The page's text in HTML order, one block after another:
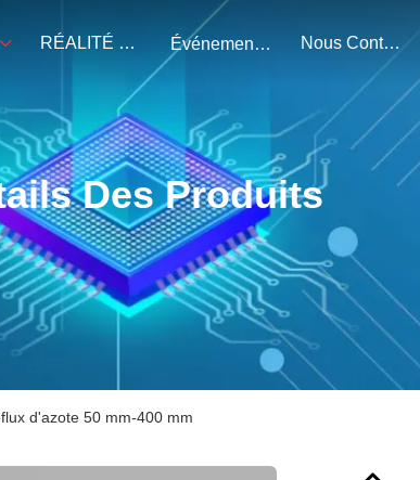
RÉALITÉ VIRTUELLE Événements Nous Contacter
Des Produits
d'azote 50 mm-400 mm